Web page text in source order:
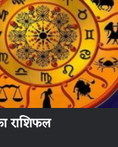
राशिफल